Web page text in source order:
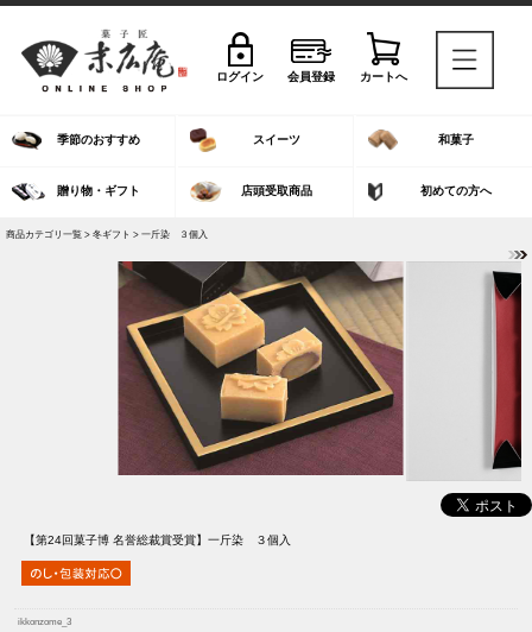
ログイン 会員登録 カートへ
季節のおすすめ スイーツ 和菓子
贈り物・ギフト 店頭受取商品 初めての方へ
商品カテゴリ一覧 > 冬ギフト > 一斤染 ３個入
【第24回菓子博 名誉総裁賞受賞】 一斤染 ３個入
ikkonzome_3